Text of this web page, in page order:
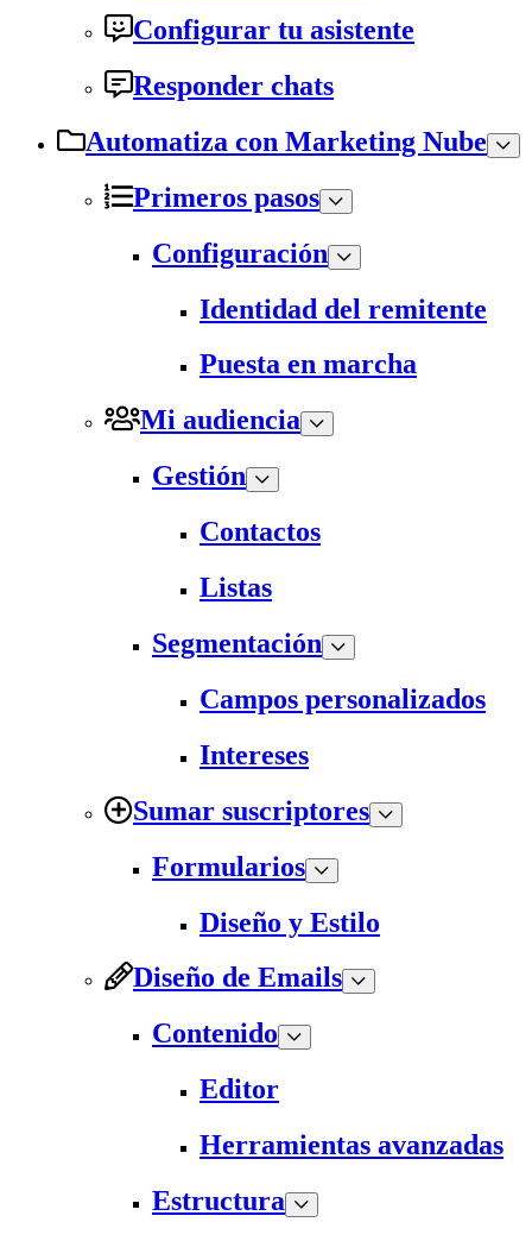
Configurar tu asistente
Responder chats
Automatiza con Marketing Nube
Primeros pasos
Configuración
Identidad del remitente
Puesta en marcha
Mi audiencia
Gestión
Contactos
Listas
Segmentación
Campos personalizados
Intereses
Sumar suscriptores
Formularios
Diseño y Estilo
Diseño de Emails
Contenido
Editor
Herramientas avanzadas
Estructura